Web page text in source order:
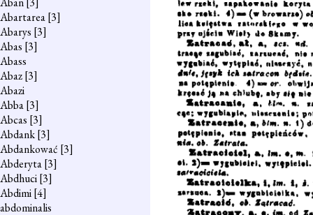
Abartarea[3]
Abarys [3]
Abas [3]
Abass
Abaz[3]
Abazi
Abba[3]
Abcas [3]
Abdank[3]
Abdankować [3]
Abderyta[3]
Abdhuci[3]
Abdimi[4]
abdominalis